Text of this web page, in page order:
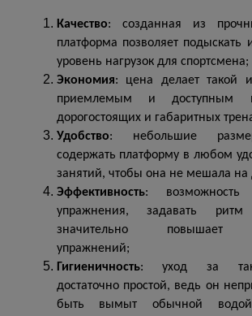
Качество: созданная из
платформа позволяет подыскать
уровень нагрузок для спортсмена;
Экономия: цена делает такой
приемлемым и доступным
дорогостоящих и габаритных
Удобство: небольшие
содержать платформу в любом
занятий, чтобы она не мешала на
Эффективность: возможность
упражнения, задавать
значительно повышает
упражнений;
Гигиеничность: уход за
достаточно простой, ведь он
быть вымыт обычной